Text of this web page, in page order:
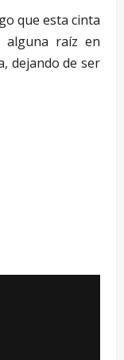
que esta cinta
alguna raíz en
dejando de ser